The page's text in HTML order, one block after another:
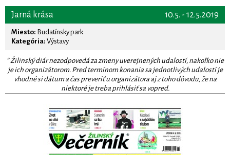
10.5. - 12.5.2019
Jarná krása
Miesto: Budatínsky park
Kategória: Výstavy
* Žilinský diár nezodpovedá za zmeny uverejnených udalostí, nakoľko nie
je ich organizátorom. Pred termínom konania sa jednotlivých udalostí je
vhodné si dátum a čas preveriť u organizátora aj z toho dôvodu, že na
niektoré je treba prihlásiť sa vopred.